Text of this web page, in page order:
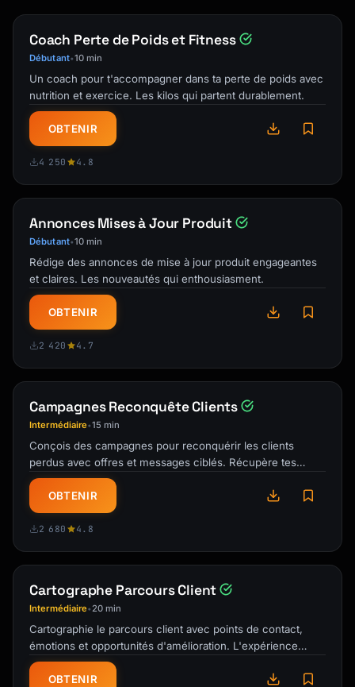
# Voice of Customer Report
**Period:** [Date Range]
**Prepared by:** [Name]
**Date:** [Report Date]
---
### Key Metrics
|--------|-------------|----------|--------|
| NPS | | | |
| CSAT | | | |
| CES | | | |
| Total Feedback Items | | | |
### Top 3 Takeaways
1. [Most important finding]
3. [Third most important finding]
---
## Feedback Volume & Sources
### Volume by Source
| Source | Count | % of Total |
| [Source 1] | | |
| [Source 2] | | |
### Volume Trend
[Chart or description of volume over time]
---
## Sentiment Analysis
Coach Perte de Poids et Fitness
Débutant•10 min
Un coach pour t'accompagner dans ta perte de poids avec
nutrition et exercice. Les kilos qui partent durablement.
OBTENIR
4 250 4.8
Annonces Mises à Jour Produit
Débutant•10 min
Rédige des annonces de mise à jour produit engageantes
et claires. Les nouveautés qui enthousiasment.
OBTENIR
2 420 4.7
Campagnes Reconquête Clients
Intermédiaire•15 min
Conçois des campagnes pour reconquérir les clients
perdus avec offres et messages ciblés. Récupère tes
churners.
OBTENIR
2 680 4.8
Cartographe Parcours Client
Intermédiaire• 20 min
Cartographie le parcours client avec points de contact,
émotions et opportunités d'amélioration. L'expérience
client optimisée.
OBTENIR